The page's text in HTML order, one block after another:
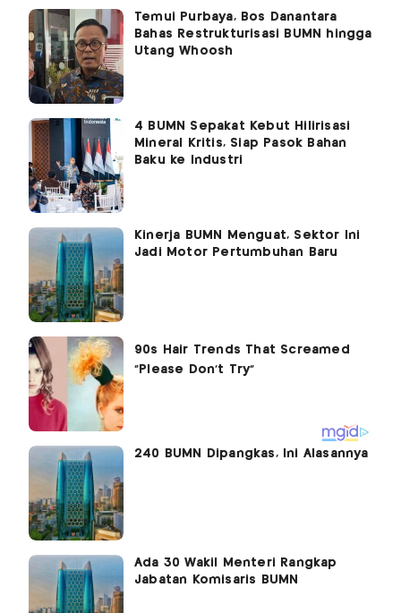
Temui Purbaya, Bos Danantara
Bahas Restrukturisasi BUMN hingga
Utang Whoosh
4 BUMN Sepakat Kebut Hilirisasi
Mineral Kritis, Siap Pasok Bahan
Baku ke Industri
Kinerja BUMN Menguat, Sektor Ini
Jadi Motor Pertumbuhan Baru
240 BUMN Dipangkas, Ini Alasannya
Ada 30 Wakil Menteri Rangkap
Jabatan Komisaris BUMN